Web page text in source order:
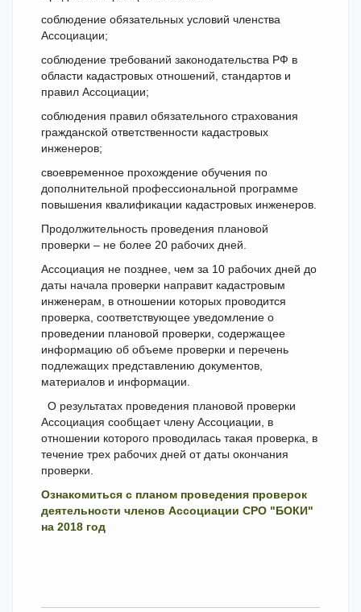
соблюдение обязательных условий членства
Ассоциации;
соблюдение требований законодательства РФ в
области кадастровых отношений, стандартов и
правил Ассоциации;
соблюдения правил обязательного страхования
гражданской ответственности кадастровых
инженеров;
своевременное прохождение обучения по
дополнительной профессиональной программе
повышения квалификации кадастровых инженеров.
Продолжительность проведения плановой
проверки – не более 20 рабочих дней.
Ассоциация не позднее, чем за 10 рабочих дней до
даты начала проверки направит кадастровым
инженерам, в отношении которых проводится
проверка, соответствующее уведомление о
проведении плановой проверки, содержащее
информацию об объеме проверки и перечень
подлежащих представлению документов,
материалов и информации.
О результатах проведения плановой проверки
Ассоциация сообщает члену Ассоциации, в
отношении которого проводилась такая проверка, в
течение трех рабочих дней от даты окончания
проверки.
Ознакомиться с планом проведения проверок
деятельности членов Ассоциации СРО "БОКИ"
на 2018 год